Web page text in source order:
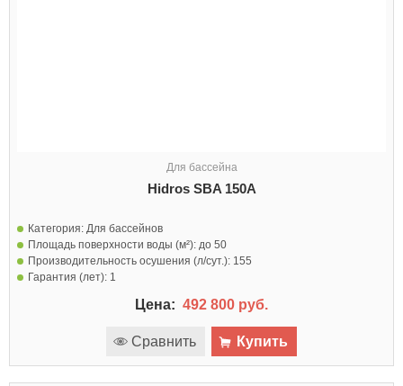
Для бассейна
Hidros SBA 150A
Категория: Для бассейнов
Площадь поверхности воды (м²): до 50
Производительность осушения (л/сут.): 155
Гарантия (лет): 1
Цена: 492 800 руб.
Сравнить Купить